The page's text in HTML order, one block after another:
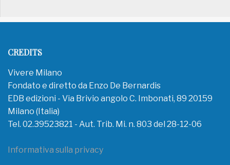
CREDITS
Vivere Milano
Fondato e diretto da Enzo De Bernardis
EDB edizioni - Via Brivio angolo C. Imbonati, 89 20159
Milano (Italia)
Tel. 02.39523821 - Aut. Trib. Mi. n. 803 del 28-12-06
Informativa sulla privacy